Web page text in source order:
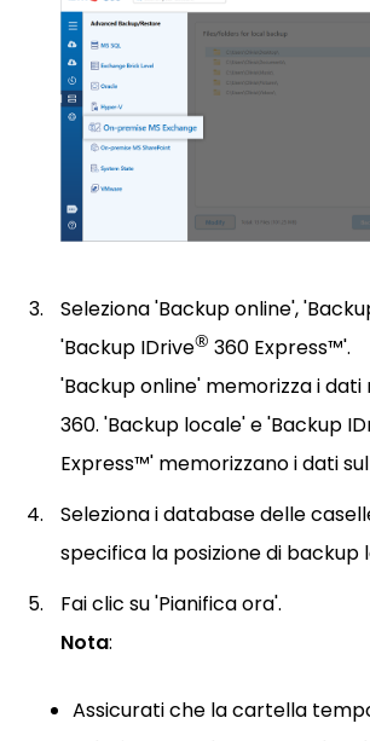
Seleziona 'Backup online',
'Backup IDrive® 360 Express™'.
'Backup online' memorizza i dati
360. 'Backup locale' e 'Backup
Express™' memorizzano i dati
Seleziona i database delle
specifica la posizione di backup
Fai clic su 'Pianifica ora'.
Nota:
Assicurati che la cartella